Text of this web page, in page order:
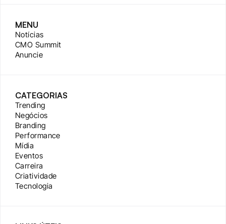
MENU
Notícias
CMO Summit
Anuncie
CATEGORIAS
Trending
Negócios
Branding
Performance
Mídia
Eventos
Carreira
Criatividade
Tecnologia